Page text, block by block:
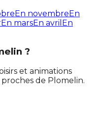
En novembreEn
En marsEn avril En
?
et animations
de Plomelin.